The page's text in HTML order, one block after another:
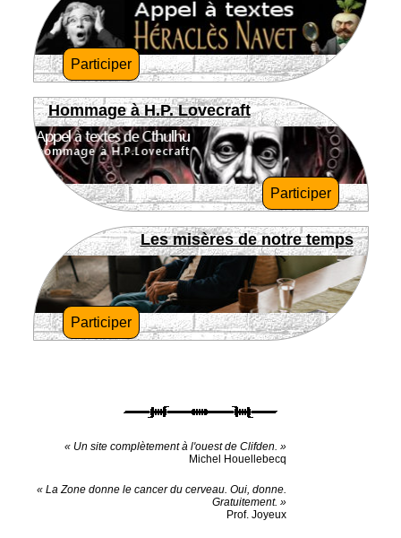
Participer
Hommage à H.P. Lovecraft
Participer
Les misères de notre temps
Participer
« Un site complètement à l'ouest de Clifden. »
Michel Houellebecq
« La Zone donne le cancer du cerveau. Oui, donne.
Gratuitement. »
Prof. Joyeux